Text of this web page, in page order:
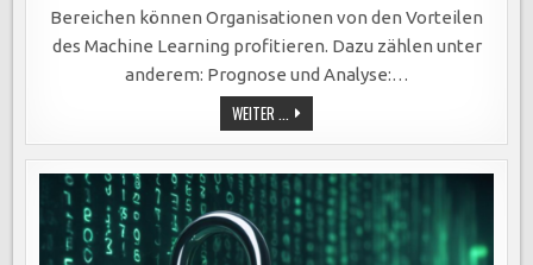
Bereichen können Organisationen von den Vorteilen
des Machine Learning profitieren. Dazu zählen unter
anderem: Prognose und Analyse:…
WEITER ... MACHINE
LEARNING:
EFFIZIENZSTEIGERUNG
UND
PROZESSOPTIMIERUNG
FÜR
UNTERNEHMEN
DURCH
INTELLIGENTE
ALGORITHMEN.